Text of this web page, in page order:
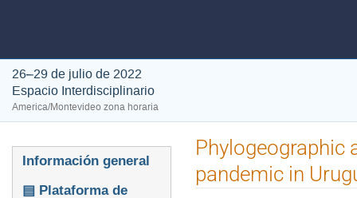
26–29 de julio de 2022
Espacio Interdisciplinario
America/Montevideo zona horaria
Event
menu
Información general
▤ Plataforma de
Phylogeographic
pandemic in